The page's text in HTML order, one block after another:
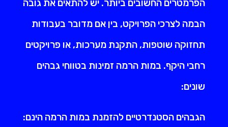
הפרמטרים החשובים ביותר. יש להתאים את גובה
הבמה לצרכי הפרויקט, בין אם מדובר בעבודות
תחזוקה שוטפות, התקנת מערכות, או פרויקטים
רחבי היקף. במות הרמה זמינות בטווחי גבהים
שונים:
הגבהים הסטנדרטיים להזמנת במות הרמה הינם: